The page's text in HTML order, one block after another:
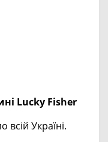
Lucky Fisher
Україні.